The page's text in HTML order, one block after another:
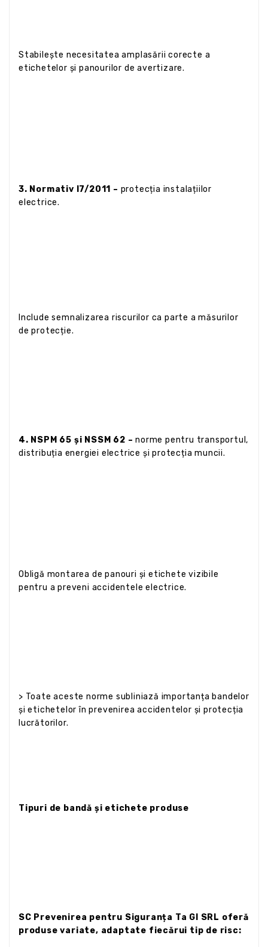
Stabilește necesitatea amplasării corecte a
etichetelor și panourilor de avertizare.
3. Normativ I7/2011 – protecția instalațiilor
electrice.
Include semnalizarea riscurilor ca parte a măsurilor
de protecție.
4. NSPM 65 și NSSM 62 – norme pentru transportul,
distribuția energiei electrice și protecția muncii.
Obligă montarea de panouri și etichete vizibile
pentru a preveni accidentele electrice.
> Toate aceste norme subliniază importanța bandelor
și etichetelor în prevenirea accidentelor și protecția
lucrătorilor.
Tipuri de bandă și etichete produse
SC Prevenirea pentru Siguranța Ta GI SRL oferă
produse variate, adaptate fiecărui tip de risc: